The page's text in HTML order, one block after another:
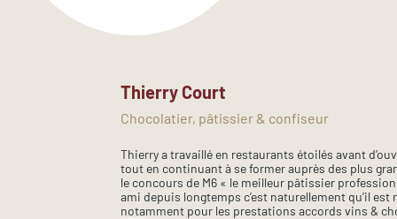
Thierry Court
Chocolatier, pâtissier & confiseur
Thierry a travaillé en restaurants étoilés avant
tout en continuant à se former auprès des plus
le concours de M6 « le meilleur pâtissier
ami depuis longtemps c’est naturellement qu’il est
notamment pour les prestations accords vins &